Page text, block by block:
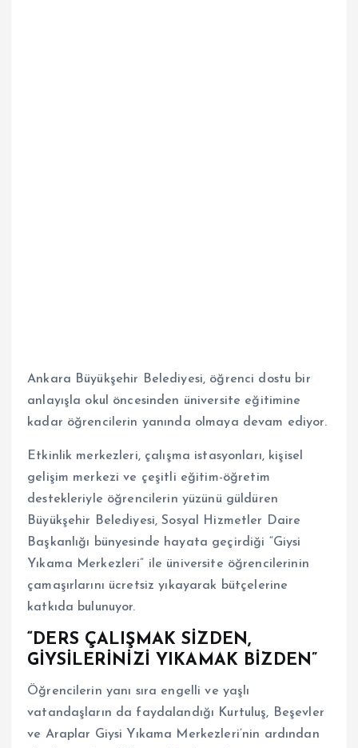
Ankara Büyükşehir Belediyesi, öğrenci dostu bir
anlayışla okul öncesinden üniversite eğitimine
kadar öğrencilerin yanında olmaya devam ediyor.
Etkinlik merkezleri, çalışma istasyonları, kişisel
gelişim merkezi ve çeşitli eğitim-öğretim
destekleriyle öğrencilerin yüzünü güldüren
Büyükşehir Belediyesi, Sosyal Hizmetler Daire
Başkanlığı bünyesinde hayata geçirdiği “Giysi
Yıkama Merkezleri” ile üniversite öğrencilerinin
çamaşırlarını ücretsiz yıkayarak bütçelerine
katkıda bulunuyor.
“DERS ÇALIŞMAK SİZDEN,
GİYSİLERİNİZİ YIKAMAK BİZDEN”
Öğrencilerin yanı sıra engelli ve yaşlı
vatandaşların da faydalandığı Kurtuluş, Beşevler
ve Araplar Giysi Yıkama Merkezleri’nin ardından